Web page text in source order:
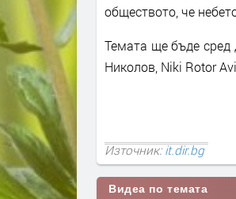
обществото, че
Темата ще бъде сред
Николов, Niki Rotor
Източник:it.dir.bg
Видеа по темата